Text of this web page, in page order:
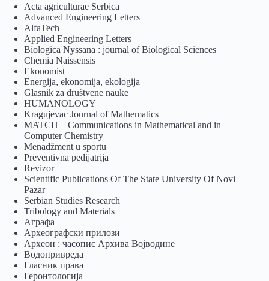
Acta agriculturae Serbica
Advanced Engineering Letters
AlfaTech
Applied Engineering Letters
Biologica Nyssana : journal of Biological Sciences
Chemia Naissensis
Ekonomist
Energija, ekonomija, ekologija
Glasnik za društvene nauke
HUMANOLOGY
Kragujevac Journal of Mathematics
MATCH – Communications in Mathematical and in
Computer Chemistry
Menadžment u sportu
Preventivna pedijatrija
Revizor
Scientific Publications Of The State University Of Novi
Pazar
Serbian Studies Research
Tribology and Materials
Аграфа
Археографски прилози
Археон : часопис Архива Војводине
Водопривреда
Гласник права
Геронтологија